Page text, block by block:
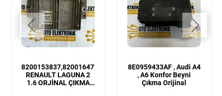
8200153837,8200164728
RENAULT LAGUNA 2
1.6 ORJİNAL ÇIKMA
8E0959433AF , Audi A4
, A6 Konfor Beyni
Çıkma Orijinal